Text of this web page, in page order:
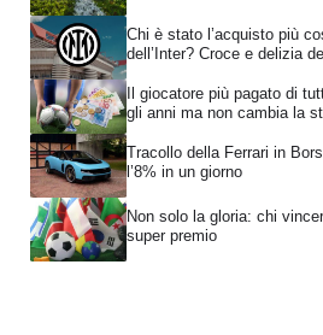
Chi è stato l’acquisto più
dell’Inter? Croce e delizia
Il giocatore più pagato di
gli anni ma non cambia la
Tracollo della Ferrari in
l’8% in un giorno
Non solo la gloria: chi
super premio